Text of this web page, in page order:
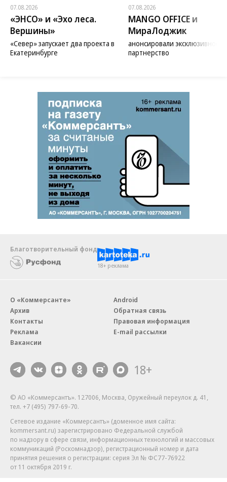
07.08.2026
«ЭНСО» и «Эхо леса.
Вершины»
«Север» запускает два проекта в
Екатеринбурге
07.08.2026
MANGO OFFICE и
МираЛоджик
анонсировали эксклюзивное
партнерство
Благотворительный фонд
18+ реклама
О «Коммерсанте»
Архив
Контакты
Реклама
Вакансии
Android
Обратная связь
Правовая информация
E-mail рассылки
18+
© АО «Коммерсантъ». 127006, Москва, Оружейный переулок д. 41,
тел. +7 (495) 797-69-70.
Сетевое издание «Коммерсантъ» (доменное имя сайта:
kommersant.ru) зарегистрировано Федеральной службой
по надзору в сфере связи, информационных технологий и массовых
коммуникаций (Роскомнадзор), регистрационный номер и дата
принятия решения о регистрации: серия Эл № ФС77-76922
от 11 октября 2019 г.